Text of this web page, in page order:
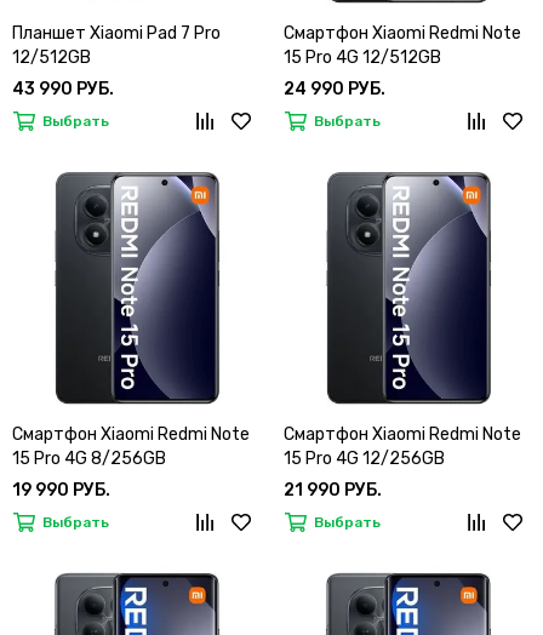
Планшет Xiaomi Pad 7 Pro
12/512GB
43 990 РУБ.
Выбрать
Смартфон Xiaomi Redmi Note
15 Pro 4G 12/512GB
24 990 РУБ.
Выбрать
Смартфон Xiaomi Redmi Note
15 Pro 4G 8/256GB
19 990 РУБ.
Выбрать
Смартфон Xiaomi Redmi Note
15 Pro 4G 12/256GB
21 990 РУБ.
Выбрать